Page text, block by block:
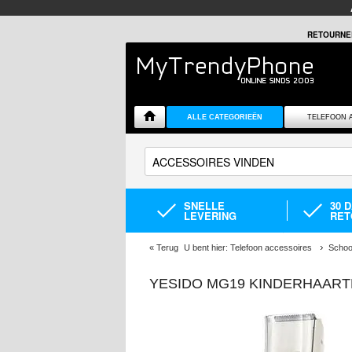
ALLE CATEGORIEËN TELEFOON
SNELLE
LEVERING
30
« Terug U bent hier: Telefoon accessoires
YESIDO MG19